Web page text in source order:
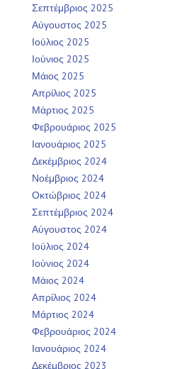
Σεπτέμβριος 2025
Αύγουστος 2025
Ιούλιος 2025
Ιούνιος 2025
Μάιος 2025
Απρίλιος 2025
Μάρτιος 2025
Φεβρουάριος 2025
Ιανουάριος 2025
Δεκέμβριος 2024
Νοέμβριος 2024
Οκτώβριος 2024
Σεπτέμβριος 2024
Αύγουστος 2024
Ιούλιος 2024
Ιούνιος 2024
Μάιος 2024
Απρίλιος 2024
Μάρτιος 2024
Φεβρουάριος 2024
Ιανουάριος 2024
Δεκέμβριος 2023